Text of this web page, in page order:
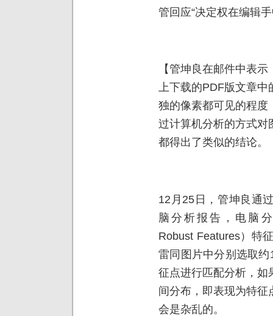
管回应“决定权在编辑
【管坤良在邮件中表
上下载的PDF版文章中
独的像素都可见的程度
过计算机分析的方式对
都得出了类似的结论。
12月25日，管坤良通
脑分析报告，电脑
Robust Features）特
雷同图片中分别选取
征点进行匹配分析，如
间分布，即表现为特
会是杂乱的。